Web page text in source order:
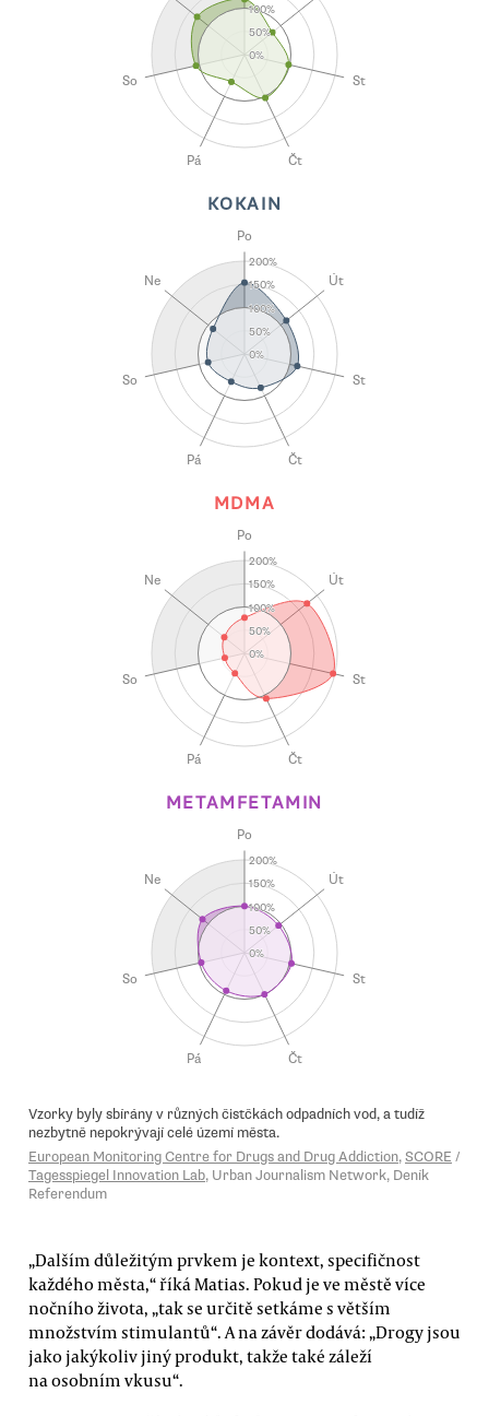
„Dalším důležitým prvkem je kontext, specifičnost
každého města,“ říká Matias. Pokud je ve městě více
nočního života, „tak se určitě setkáme s větším
množstvím stimulantů“. A na závěr dodává: „Drogy jsou
jako jakýkoliv jiný produkt, takže také záleží
na osobním vkusu“.